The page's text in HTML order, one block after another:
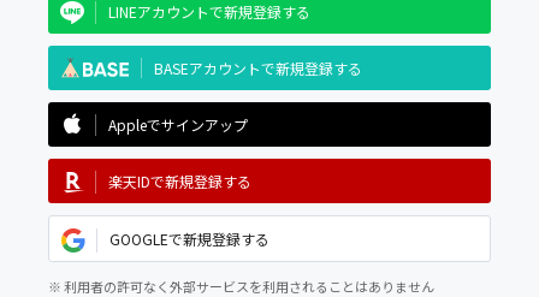
LINEアカウントで新規登録する
BASEアカウントで新規登録する
Appleでサインアップ
楽天IDで新規登録する
GOOGLEで新規登録する
※ 利用者の許可なく外部サービスを利用されることはありません